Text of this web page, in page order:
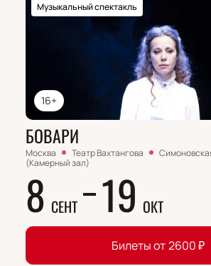
16+
Музыкальный спектакль
БОВАРИ
Москва Театр Вахтангова
(Камерный зал)
8 СЕНТ 19 ОКТ
Билеты от 2600₽